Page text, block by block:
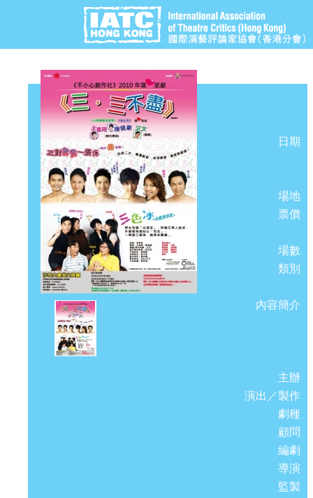
日期
場地
票價
場數
類別
內容簡介
主辦
演出／製作
劇種
顧問
編劇
導演
監製